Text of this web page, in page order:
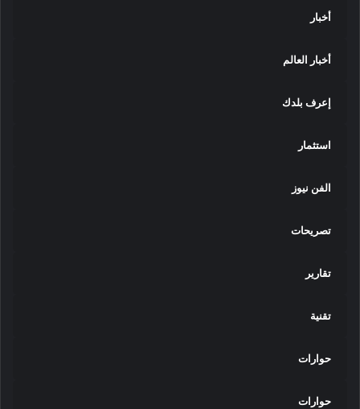
أخبار
أخبار العالم
إعرف بلدك
استثمار
الفن نيوز
تصريحات
تقارير
تقنية
حوارات
حوارات